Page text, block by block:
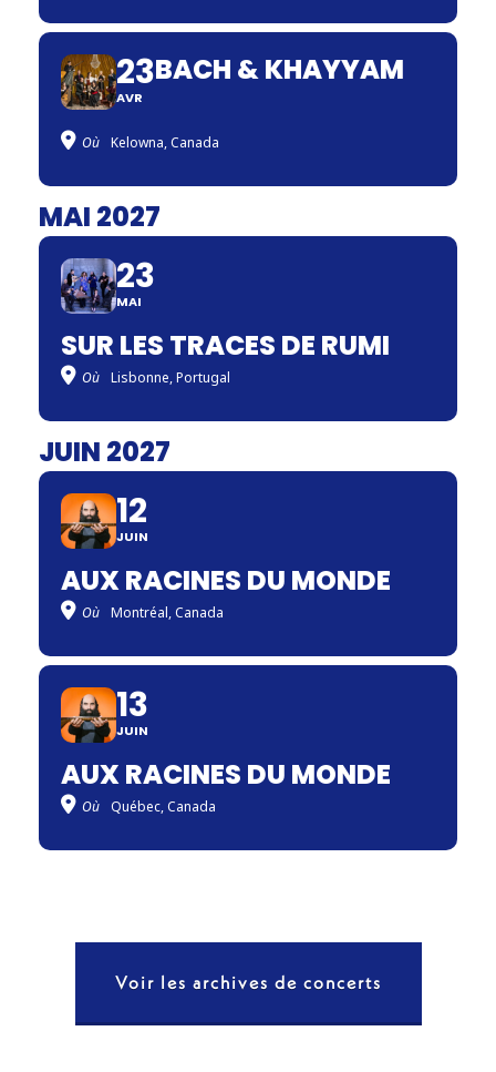
23
AVR
BACH & KHAYYAM
Où Kelowna, Canada
MAI 2027
23
MAI
SUR LES TRACES DE RUMI
Où Lisbonne, Portugal
JUIN 2027
12
JUIN
AUX RACINES DU MONDE
Où Montréal, Canada
13
JUIN
AUX RACINES DU MONDE
Où Québec, Canada
Voir les archives de concerts